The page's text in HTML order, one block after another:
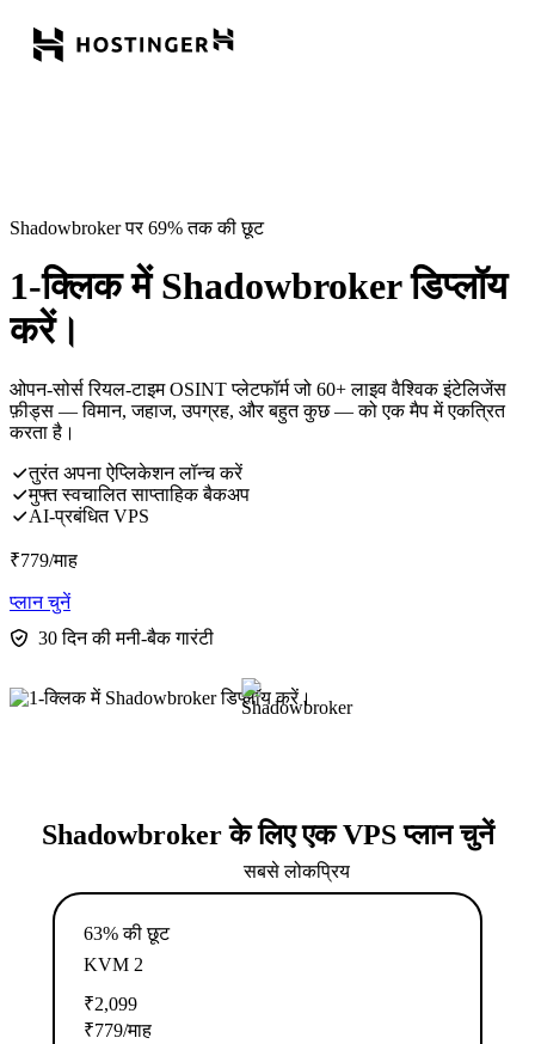
Shadowbroker पर 69% तक की छूट
1-क्लिक में Shadowbroker डिप्लॉय
करें।
ओपन-सोर्स रियल-टाइम OSINT प्लेटफॉर्म जो 60+ लाइव वैश्विक इंटेलिजेंस
फ़ीड्स — विमान, जहाज, उपग्रह, और बहुत कुछ — को एक मैप में एकत्रित
करता है।
तुरंत अपना ऐप्लिकेशन लॉन्च करें
मुफ्त स्वचालित साप्ताहिक बैकअप
AI-प्रबंधित VPS
₹779/माह
प्लान चुनें
30 दिन की मनी-बैक गारंटी
Shadowbroker के लिए एक VPS प्लान चुनें
सबसे लोकप्रिय
63% की छूट
KVM 2
₹2,099
₹779/माह